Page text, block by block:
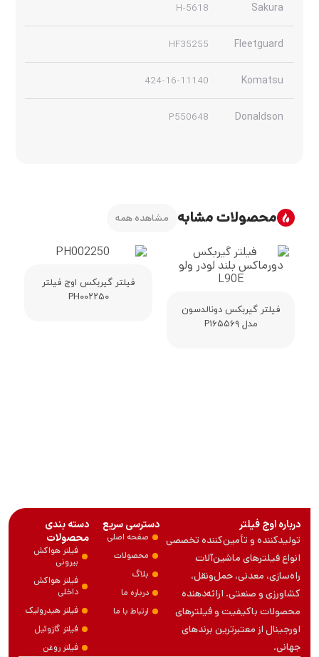
Sakura
H-5618
Fleetguard
HF35255
Komatsu
424-16-11140
Donaldson
P550648
محصولات مشابه مشاهده همه
فیلتر گیربکس دونالدسون
مدل P۱۶۵۵۶۹
فیلتر گیربکس اوج فیلتر
PH۰۰۲۲۵۰
درباره اوج فیلتر
تولیدکننده و تأمین‌کننده تخصصی
انواع فیلترهای ماشین‌آلات
راه‌سازی، معدنی، حمل‌ونقل،
کشاورزی و صنعتی. ارائه‌دهنده
محصولات باکیفیت و فیلترهای
اورجینال از معتبرترین برندهای
جهانی.
دسترسی سریع
صفحه اصلی
محصولات
بلاگ
درباره ما
ارتباط با ما
دسته بندی
محصولات
فیلتر هواکش
بیرونی
فیلتر هواکش
داخلی
فیلتر هیدرولیک
فیلتر گازوئیل
فیلتر روغن